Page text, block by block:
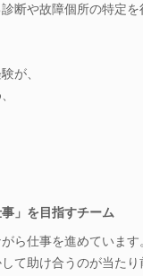
断や故障個所の特定を
が、
」を目指すチーム
ら仕事を進めていま
て助け合うのが当たり